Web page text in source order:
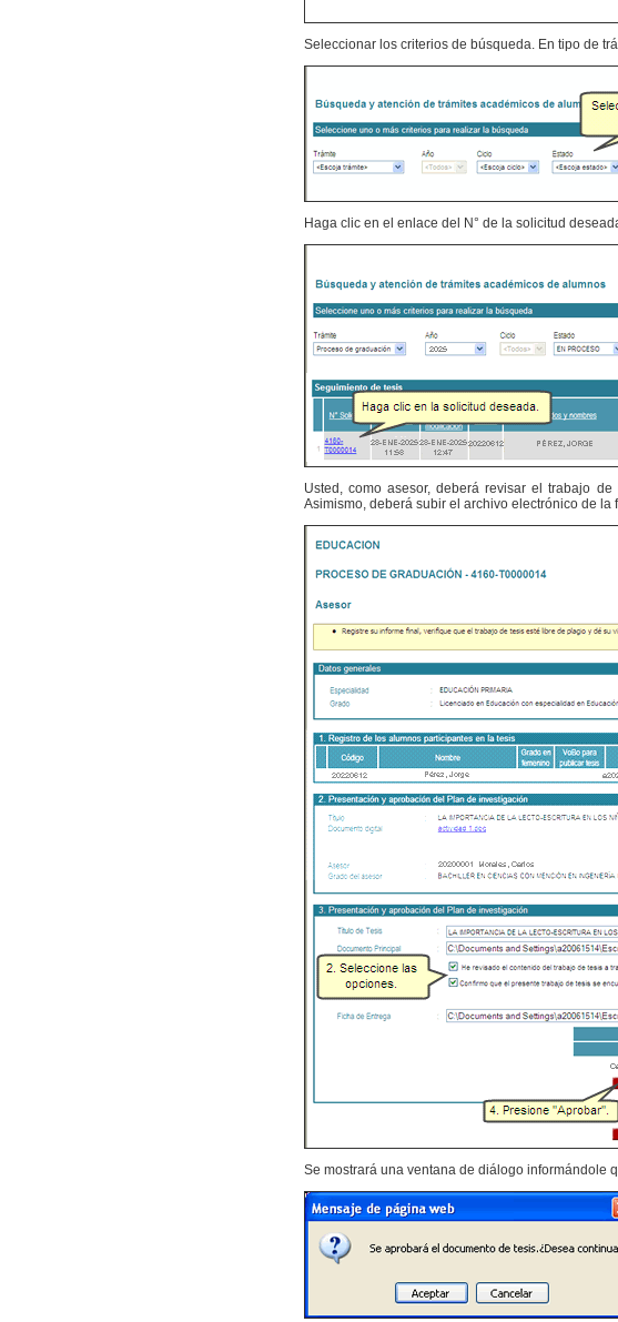
Seleccionar los criterios de búsqueda. En tipo de
Haga clic en el enlace del N° de la solicitud
Usted, como asesor, deberá revisar el trabajo
Asimismo, deberá subir el archivo electrónico de
Se mostrará una ventana de diálogo informándole